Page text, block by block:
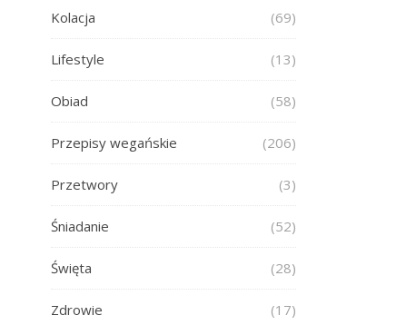
Kolacja (69)
Lifestyle (13)
Obiad (58)
Przepisy wegańskie (206)
Przetwory (3)
Śniadanie (52)
Święta (28)
Zdrowie (17)